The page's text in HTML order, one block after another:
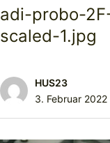
adi-probo-
scaled-1.jpg
HUS23
3. Februar 2022